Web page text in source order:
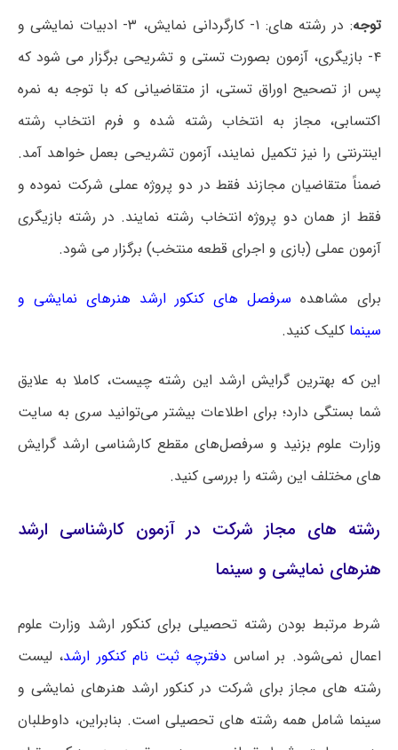
توجه
: در رشته های: ۱- کارگردانی نمایش، ۳- ادبیات نمایشی و
۴- بازیگری، آزمون بصورت تستی و تشریحی برگزار می شود که
پس از تصحیح اوراق تستی، از متقاضیانی که با توجه به نمره
اکتسابی، مجاز به انتخاب رشته شده و فرم انتخاب رشته
اینترنتی را نیز تکمیل نمایند، آزمون تشریحی بعمل خواهد آمد.
ضمناً متقاضیان مجازند فقط در دو پروژه عملی شرکت نموده و
فقط از همان دو پروژه انتخاب رشته نمایند. در رشته بازیگری
آزمون عملی (بازی و اجرای قطعه منتخب) برگزار می شود.
برای مشاهده سرفصل های کنکور ارشد هنرهای نمایشی و
سینما کلیک کنید.
این که بهترین گرایش ارشد این رشته چیست، کاملا به علایق
شما بستگی دارد؛ برای اطلاعات بیشتر می‌توانید سری به سایت
وزارت علوم بزنید و سرفصل‌های مقطع کارشناسی ارشد گرایش
های مختلف این رشته را بررسی کنید.
رشته های مجاز شرکت در آزمون کارشناسی ارشد
هنرهای نمایشی و سینما
شرط مرتبط بودن رشته تحصیلی برای کنکور ارشد وزارت علوم
اعمال نمی‌شود. بر اساس دفترچه ثبت نام کنکور ارشد، لیست
رشته های مجاز برای شرکت در کنکور ارشد هنرهای نمایشی و
سینما شامل همه رشته های تحصیلی است‌. بنابراین، داوطلبان